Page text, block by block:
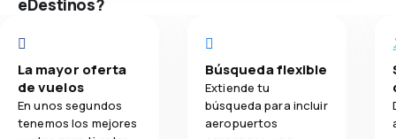
eDestinos?
La mayor oferta
de vuelos
En unos segundos
tenemos los mejores
Búsqueda flexible
Extiende tu
búsqueda para incluir
aeropuertos